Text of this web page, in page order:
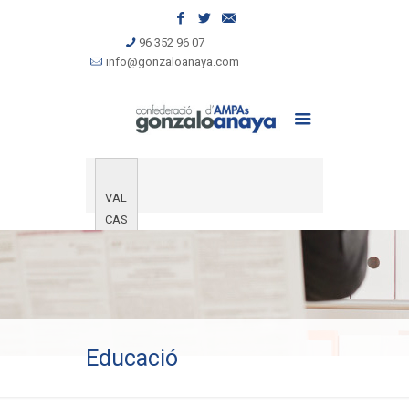
96 352 96 07
info@gonzaloanaya.com
VAL
CAS
Educació